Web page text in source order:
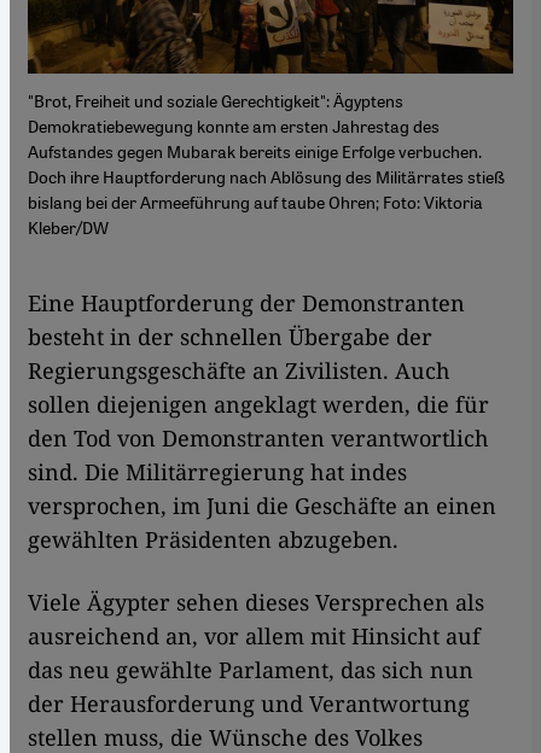
"Brot, Freiheit und soziale Gerechtigkeit": Ägyptens
Demokratiebewegung konnte am ersten Jahrestag des
Aufstandes gegen Mubarak bereits einige Erfolge verbuchen.
Doch ihre Hauptforderung nach Ablösung des Militärrates stieß
bislang bei der Armeeführung auf taube Ohren; Foto: Viktoria
Kleber/DW
​​Eine Hauptforderung der Demonstranten
besteht in der schnellen Übergabe der
Regierungsgeschäfte an Zivilisten. Auch
sollen diejenigen angeklagt werden, die für
den Tod von Demonstranten verantwortlich
sind. Die Militärregierung hat indes
versprochen, im Juni die Geschäfte an einen
gewählten Präsidenten abzugeben.
Viele Ägypter sehen dieses Versprechen als
ausreichend an, vor allem mit Hinsicht auf
das neu gewählte Parlament, das sich nun
der Herausforderung und Verantwortung
stellen muss, die Wünsche des Volkes